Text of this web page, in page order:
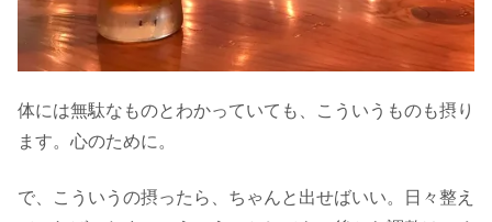
体には無駄なものとわかっていても、こういうものも摂り
ます。心のために。
で、こういうの摂ったら、ちゃんと出せばいい。日々整え